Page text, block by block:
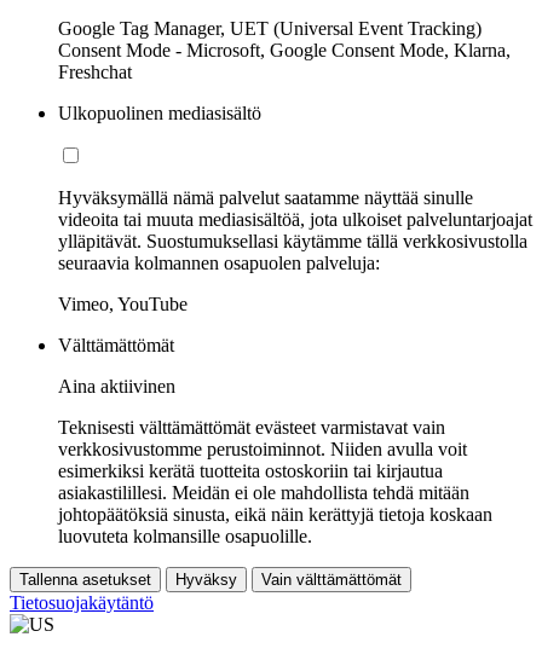
Google Tag Manager, UET (Universal Event Tracking)
Consent Mode - Microsoft, Google Consent Mode, Klarna,
Freshchat
Ulkopuolinen mediasisältö
Hyväksymällä nämä palvelut saatamme näyttää sinulle
videoita tai muuta mediasisältöä, jota ulkoiset palveluntarjoajat
ylläpitävät. Suostumuksellasi käytämme tällä verkkosivustolla
seuraavia kolmannen osapuolen palveluja:
Vimeo, YouTube
Välttämättömät
Aina aktiivinen
Teknisesti välttämättömät evästeet varmistavat vain
verkkosivustomme perustoiminnot. Niiden avulla voit
esimerkiksi kerätä tuotteita ostoskoriin tai kirjautua
asiakastilillesi. Meidän ei ole mahdollista tehdä mitään
johtopäätöksiä sinusta, eikä näin kerättyjä tietoja koskaan
luovuteta kolmansille osapuolille.
Tallenna asetukset Hyväksy Vain välttämättömät
Tietosuojakäytäntö